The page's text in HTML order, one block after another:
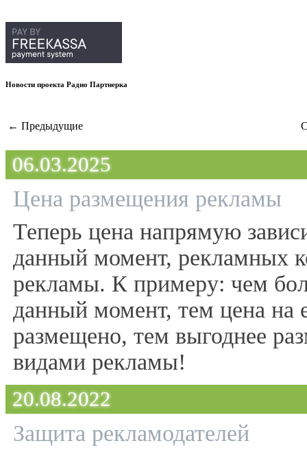
Новости проекта Радио Партнерка
← Предыдущие
06.03.2025
Цена размещения рекламы
Теперь цена напрямую
данный момент, рекламных
рекламы. К примеру: чем
данный момент, тем цена
размещено, тем выгоднее
видами рекламы!
20.08.2022
Защита рекламодателей